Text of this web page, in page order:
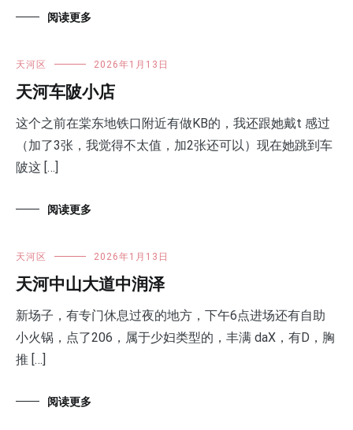
阅读更多
天河区 2026年1月13日
天河车陂小店
这个之前在棠东地铁口附近有做KB的，我还跟她戴t 感过
（加了3张，我觉得不太值，加2张还可以）现在她跳到车
陂这 […]
阅读更多
天河区 2026年1月13日
天河中山大道中润泽
新场子，有专门休息过夜的地方，下午6点进场还有自助
小火锅，点了206，属于少妇类型的，丰满 daX，有D，胸
推 […]
阅读更多